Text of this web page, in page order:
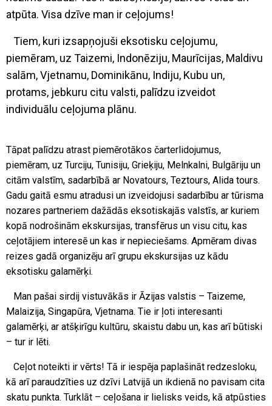
atpūta. Visa dzīve man ir ceļojums!
Tiem, kuri izsapņojuši eksotisku ceļojumu,
piemēram, uz Taizemi, Indonēziju, Maurīcijas, Maldivu
salām, Vjetnamu, Dominikānu, Indiju, Kubu un,
protams, jebkuru citu valsti, palīdzu izveidot
individuālu ceļojuma plānu.
Tāpat palīdzu atrast piemērotākos čarterlidojumus,
piemēram, uz Turciju, Tunisiju, Grieķiju, Melnkalni, Bulgāriju un
citām valstīm, sadarbībā ar Novatours, Teztours, Alida tours.
Gadu gaitā esmu atradusi un izveidojusi sadarbību ar tūrisma
nozares partneriem dažādās eksotiskajās valstīs, ar kuriem
kopā nodrošinām ekskursijas, transfērus un visu citu, kas
ceļotājiem interesē un kas ir nepieciešams. Apmēram divas
reizes gadā organizēju arī grupu ekskursijas uz kādu
eksotisku galamērķi.
Man pašai sirdij vistuvākās ir Āzijas valstis – Taizeme,
Malaizija, Singapūra, Vjetnama. Tie ir ļoti interesanti
galamērķi, ar atšķirīgu kultūru, skaistu dabu un, kas arī būtiski
– tur ir lēti.
Ceļot noteikti ir vērts! Tā ir iespēja paplašināt redzesloku,
kā arī paraudzīties uz dzīvi Latvijā un ikdienā no pavisam cita
skatu punkta. Turklāt – ceļošana ir lielisks veids, kā atpūsties